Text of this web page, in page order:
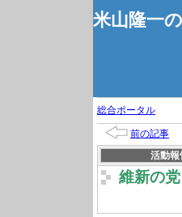
米山隆一
総合ポータル
前の記事
活動報
維新の